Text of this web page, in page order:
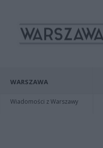
WARSZAWA
Wiadomości z Warszawy